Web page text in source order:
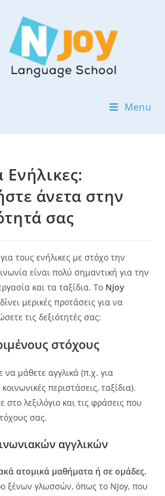
Menu
Ενήλικες:
άνετα στην
σας
τους ενήλικες με στόχο την
είναι πολύ σημαντική για την
και τα ταξίδια. Το Njoy
μερικές προτάσεις για να
τις δεξιότητές σας:
στόχους
να μάθετε αγγλικά (π.χ. για
περιστάσεις, ταξίδια).
στο λεξιλόγιο και τις φράσεις που
σας.
αγγλικών
ατομικά μαθήματα ή σε ομάδες.
ξένων γλωσσών, όπως το NJoy, που